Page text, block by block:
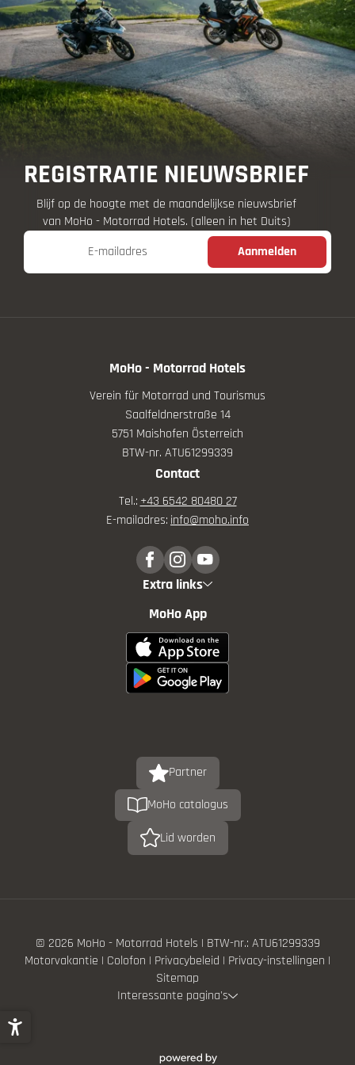
tolplichtige panoramawegen.
REGISTRATIE NIEUWSBRIEF
Blijf op de hoogte met de maandelijkse nieuwsbrief
van MoHo - Motorrad Hotels. (alleen in het Duits)
E-mailadres
Aanmelden
MoHo - Motorrad Hotels
Verein für Motorrad und Tourismus
Saalfeldnerstraße 14
5751 Maishofen Österreich
BTW-nr. ATU61299339
Contact
Tel.: +43 6542 80480 27
E-mailadres: info@moho.info
Extra links
MoHo App
Partner
MoHo catalogus
Lid worden
© 2026 MoHo - Motorrad Hotels | BTW-nr.: ATU61299339
Motorvakantie | Colofon | Privacybeleid | Privacy-instellingen |
Sitemap
Interessante pagina's